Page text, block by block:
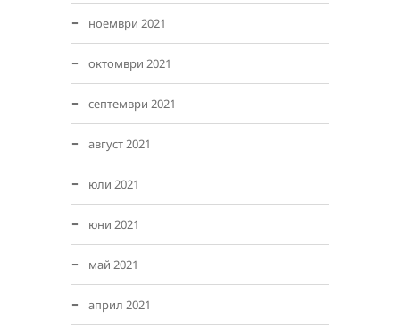
ноември 2021
октомври 2021
септември 2021
август 2021
юли 2021
юни 2021
май 2021
април 2021